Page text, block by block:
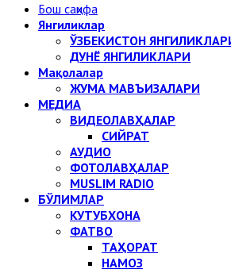
Бош саҳифа
Янгиликлар
ЎЗБЕКИСТОН
ДУНЁ ЯНГИЛИКЛАРИ
Мақолалар
ЖУМА МАВЪИЗАЛАРИ
МЕДИА
ВИДЕОЛАВҲАЛАР
СИЙРАТ
АУДИО
ФОТОЛАВҲАЛАР
MUSLIM RADIO
БЎЛИМЛАР
КУТУБХОНА
ФАТВО
ТАҲОРАТ
НАМОЗ